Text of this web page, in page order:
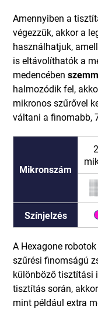
Amennyiben a
végezzük, akkor a
használhatjuk,
is eltávolíthatók a
medencében
halmozódik fel,
mikronos szűrővel
váltani a finomabb,
Mikronszám
Színjelzés
A Hexagone
szűrési finomságú
különböző tisztítási
tisztítás során,
mint például extra